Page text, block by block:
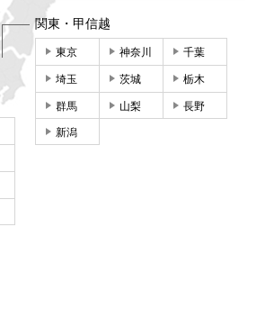
関東・甲信越
東京 神奈川 千葉
埼玉 茨城 栃木
群馬 山梨 長野
新潟